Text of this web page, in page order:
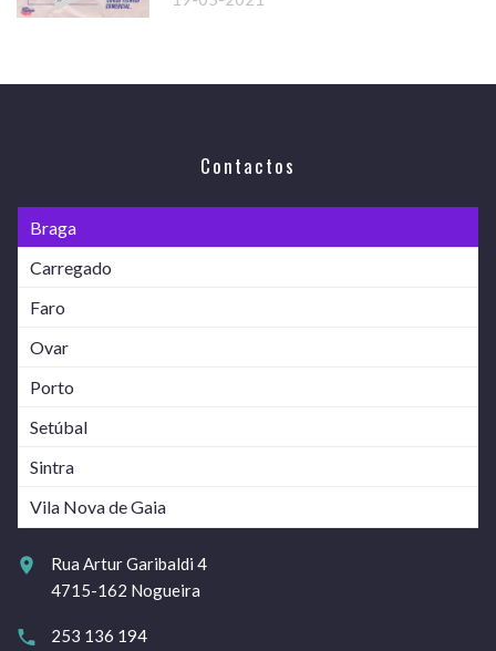
Contactos
Braga
Carregado
Faro
Ovar
Porto
Setúbal
Sintra
Vila Nova de Gaia
Rua Artur Garibaldi 4
4715-162 Nogueira
253 136 194